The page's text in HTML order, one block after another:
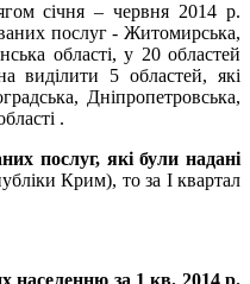
січня – червня 2014 р.
послуг - Житомирська,
області, у 20 областей
виділити 5 областей, які
Дніпропетровська,
.
послуг, які були надані
Крим), то за І квартал